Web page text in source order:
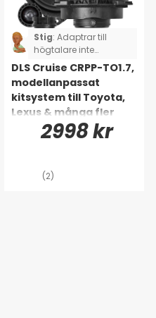
Stig: Adaptrar till
högtalare inte
komplett, jag fick
klippa och löda två av
högtalarna.
GällerToyota Rav4.
DLS Cruise CRPP-TO1.7,
modellanpassat
kitsystem till Toyota,
Lexus & många fler
2998 kr
(2)